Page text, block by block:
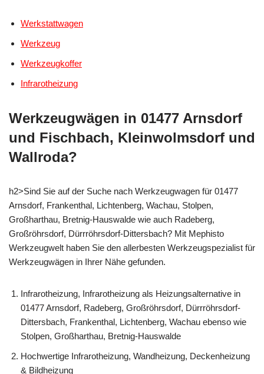
Werkstattwagen
Werkzeug
Werkzeugkoffer
Infrarotheizung
Werkzeugwägen in 01477 Arnsdorf
und Fischbach, Kleinwolmsdorf und
Wallroda?
h2>Sind Sie auf der Suche nach Werkzeugwagen für 01477
Arnsdorf, Frankenthal, Lichtenberg, Wachau, Stolpen,
Großharthau, Bretnig-Hauswalde wie auch Radeberg,
Großröhrsdorf, Dürrröhrsdorf-Dittersbach? Mit Mephisto
Werkzeugwelt haben Sie den allerbesten Werkzeugspezialist für
Werkzeugwägen in Ihrer Nähe gefunden.
Infrarotheizung, Infrarotheizung als Heizungsalternative in
01477 Arnsdorf, Radeberg, Großröhrsdorf, Dürrröhrsdorf-
Dittersbach, Frankenthal, Lichtenberg, Wachau ebenso wie
Stolpen, Großharthau, Bretnig-Hauswalde
Hochwertige Infrarotheizung, Wandheizung, Deckenheizung
& Bildheizung